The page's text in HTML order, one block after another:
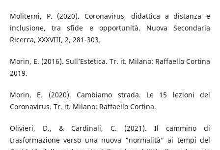
Moliterni, P. (2020). Coronavirus, didattica a distanza e
inclusione, tra sfide e opportunità. Nuova Secondaria
Ricerca, XXXVIII, 2, 281-303.
Morin, E. (2016). Sull’Estetica. Tr. it. Milano: Raffaello Cortina
2019.
Morin, E. (2020). Cambiamo strada. Le 15 lezioni del
Coronavirus. Tr. it. Milano: Raffaello Cortina.
Olivieri, D., & Cardinali, C. (2021). Il cammino di
trasformazione verso una nuova “normalità” ai tempi del